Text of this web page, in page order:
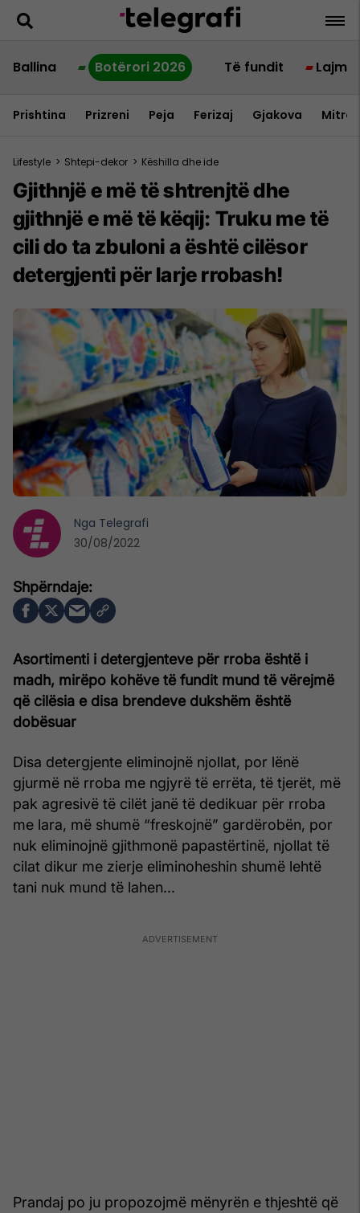
Ballina Botërori 2026 Të fundit Lajme
Prishtina Prizreni Peja Ferizaj Gjakova
Lifestyle > Shtepi-dekor > Këshilla dhe ide
Gjithnjë e më të shtrenjtë dhe
gjithnjë e më të këqij: Truku me të
cili do ta zbuloni a është cilësor
detergjenti për larje rrobash!
Asortimenti i detergjenteve për rroba është i
madh, mirëpo kohëve të fundit mund të vërejmë
që cilësia e disa brendeve dukshëm është
dobësuar
Disa detergjente eliminojnë njollat, por lënë
gjurmë në rroba me ngjyrë të errëta, të tjerët, më
pak agresivë të cilët janë të dedikuar për rroba
me lara, më shumë “freskojnë” gardërobën, por
nuk eliminojnë gjithmonë papastërtinë, njollat të
cilat dikur me zierje eliminoheshin shumë lehtë
tani nuk mund të lahen...
Prandaj po ju propozojmë mënyrën e thjeshtë që
Nga Telegrafi
30/08/2022